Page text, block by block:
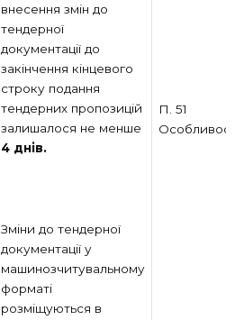
внесення змін до
тендерної
документації до
закінчення кінцевого
строку подання
тендерних пропозицій
залишалося не менше
4 днів.
Зміни до тендерної
документації у
машинозчитувальному
форматі
розміщуються в
П. 51